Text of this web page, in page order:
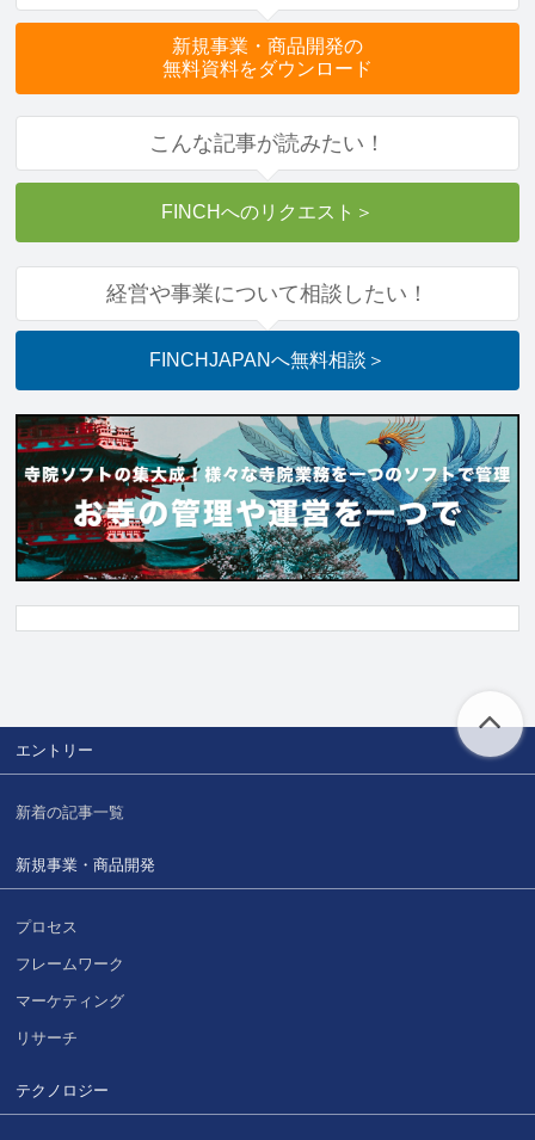
新規事業・商品開発の
無料資料をダウンロード
こんな記事が読みたい！
FINCHへのリクエスト ＞
経営や事業について相談したい！
FINCHJAPANへ無料相談 ＞
エントリー
新着の記事一覧
新規事業・商品開発
プロセス
フレームワーク
マーケティング
リサーチ
テクノロジー